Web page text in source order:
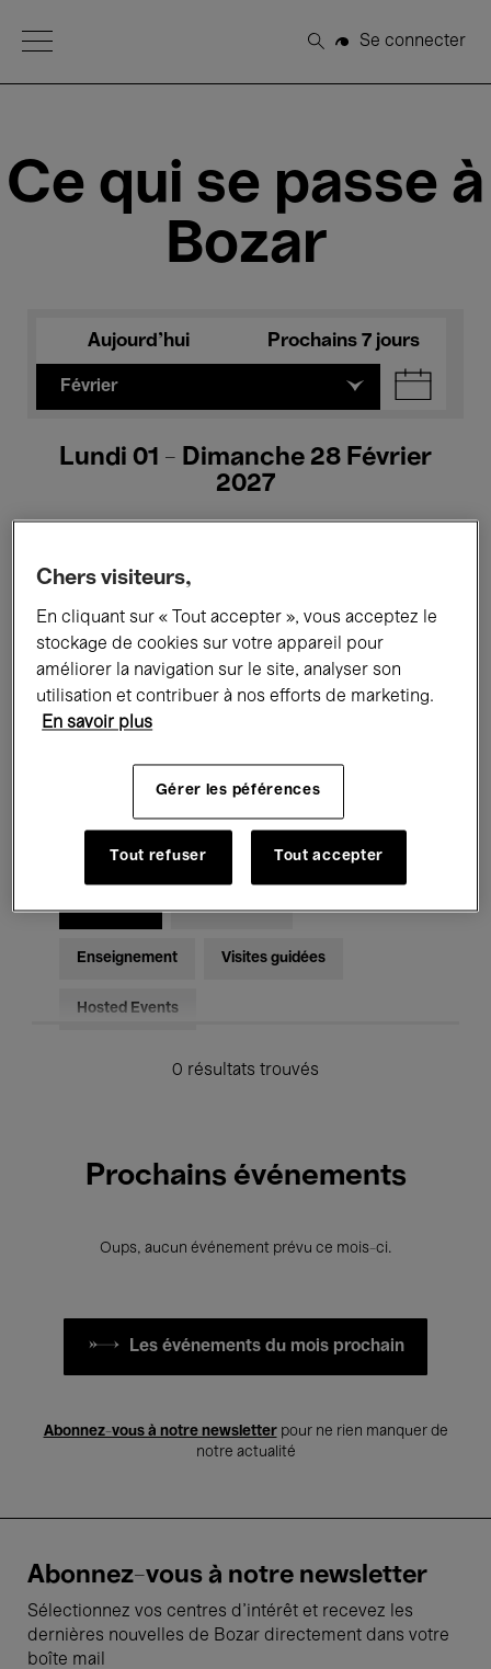
Open Menu
Rechercher
Se connecter
Ce qui se passe à
Bozar
Aujourd'hui Prochains 7 jours
Février
Lundi 01 - Dimanche 28 Février
2027
Tous les événements Concerts
Expositions Films Performances
Rencontres & Débats
Musique classique Global Music
Musique électronique
Pour tous Kids’ Palace
Enseignement Visites guidées
Hosted Events
0 résultats trouvés
Prochains événements
Oups, aucun événement prévu ce mois-ci.
Les événements du mois prochain
Abonnez-vous à notre newsletterpour ne rien manquer de
notre actualité
Abonnez-vous à notre newsletter
Sélectionnez vos centres d'intérêt et recevez les
dernières nouvelles de Bozar directement dans votre
boîte mail
Chers visiteurs,
En cliquant sur « Tout accepter », vous acceptez le
stockage de cookies sur votre appareil pour
améliorer la navigation sur le site, analyser son
utilisation et contribuer à nos efforts de marketing.
En savoir plus
Gérer les péférences
Tout refuser Tout accepter